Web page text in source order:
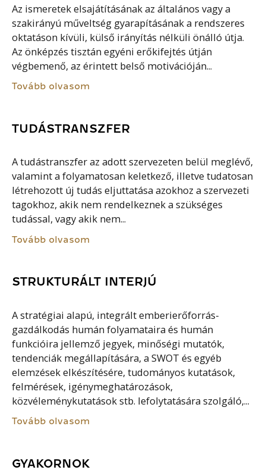
Az ismeretek elsajátításának az általános vagy a
szakirányú műveltség gyarapításának a rendszeres
oktatáson kívüli, külső irányítás nélküli önálló útja.
Az önképzés tisztán egyéni erőkifejtés útján
végbemenő, az érintett belső motivációján...
Tovább olvasom
TUDÁSTRANSZFER
A tudástranszfer az adott szervezeten belül meglévő,
valamint a folyamatosan keletkező, illetve tudatosan
létrehozott új tudás eljuttatása azokhoz a szervezeti
tagokhoz, akik nem rendelkeznek a szükséges
tudással, vagy akik nem...
Tovább olvasom
STRUKTURÁLT INTERJÚ
A stratégiai alapú, integrált emberierőforrás-
gazdálkodás humán folyamataira és humán
funkcióira jellemző jegyek, minőségi mutatók,
tendenciák megállapítására, a SWOT és egyéb
elemzések elkészítésére, tudományos kutatások,
felmérések, igénymeghatározások,
közvéleménykutatások stb. lefolytatására szolgáló,...
Tovább olvasom
GYAKORNOK